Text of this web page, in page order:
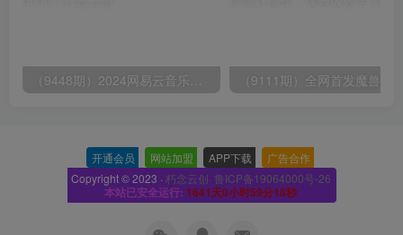
开通会员 网站加盟 APP下载 广告合作
Copyright © 2023 · 朽念云创· 鲁ICP备19064000号-26
本站已安全运行: 1641天0小时59分18秒